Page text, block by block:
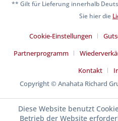
** Gilt für Lieferung innerhalb
Sie hier die
Cookie-Einstellungen
Partnerprogramm
Kontakt
Copyright © Anahata Richard
Diese Website benutzt
Betrieb der Website